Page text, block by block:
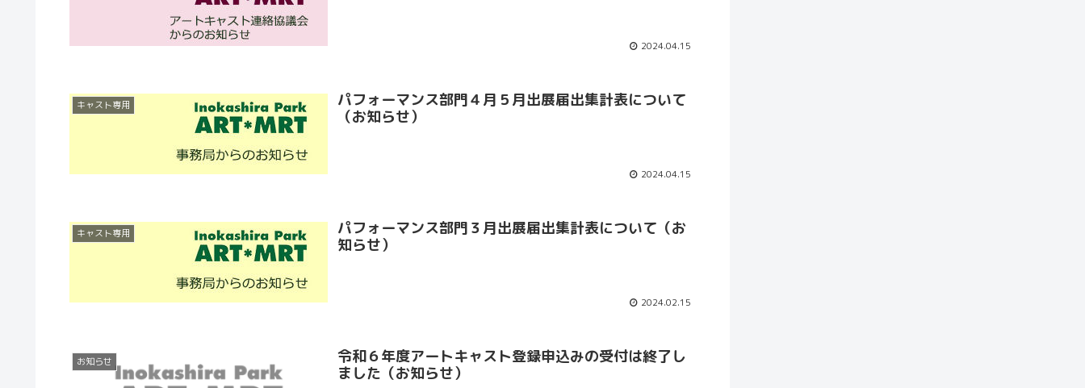
2024.04.15
キャスト専用
パフォーマンス部門４月５月出展届出集計表について
（お知らせ）
2024.04.15
キャスト専用
パフォーマンス部門３月出展届出集計表について（お
知らせ）
2024.02.15
お知らせ
令和６年度アートキャスト登録申込みの受付は終了し
ました（お知らせ）